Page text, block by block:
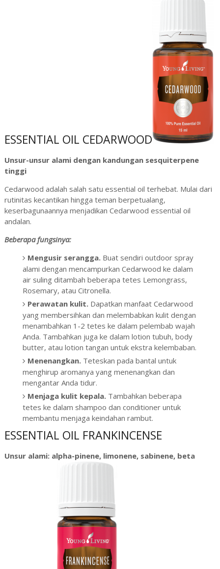
ESSENTIAL OIL CEDARWOOD
Unsur-unsur alami dengan kandungan sesquiterpene
tinggi
Cedarwood adalah salah satu essential oil terhebat. Mulai dari
rutinitas kecantikan hingga teman berpetualang,
keserbagunaannya menjadikan Cedarwood essential oil
andalan.
Beberapa fungsinya:
Mengusir serangga. Buat sendiri outdoor spray
alami dengan mencampurkan Cedarwood ke dalam
air suling ditambah beberapa tetes Lemongrass,
Rosemary, atau Citronella.
Perawatan kulit. Dapatkan manfaat Cedarwood
yang membersihkan dan melembabkan kulit dengan
menambahkan 1-2 tetes ke dalam pelembab wajah
Anda. Tambahkan juga ke dalam lotion tubuh, body
butter, atau lotion tangan untuk ekstra kelembaban.
Menenangkan. Teteskan pada bantal untuk
menghirup aromanya yang menenangkan dan
mengantar Anda tidur.
Menjaga kulit kepala. Tambahkan beberapa
tetes ke dalam shampoo dan conditioner untuk
membantu menjaga keindahan rambut.
ESSENTIAL OIL FRANKINCENSE
Unsur alami: alpha-pinene, limonene, sabinene, beta